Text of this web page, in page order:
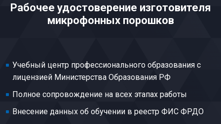
Электроугольное производство
Изготовитель микрофонных порошков
Рабочее удостоверение изготовителя
микрофонных порошков
Учебный центр профессионального образования с
лицензией Министерства Образования РФ
Полное сопровождение на всех этапах работы
Внесение данных об обучении в реестр ФИС ФРДО